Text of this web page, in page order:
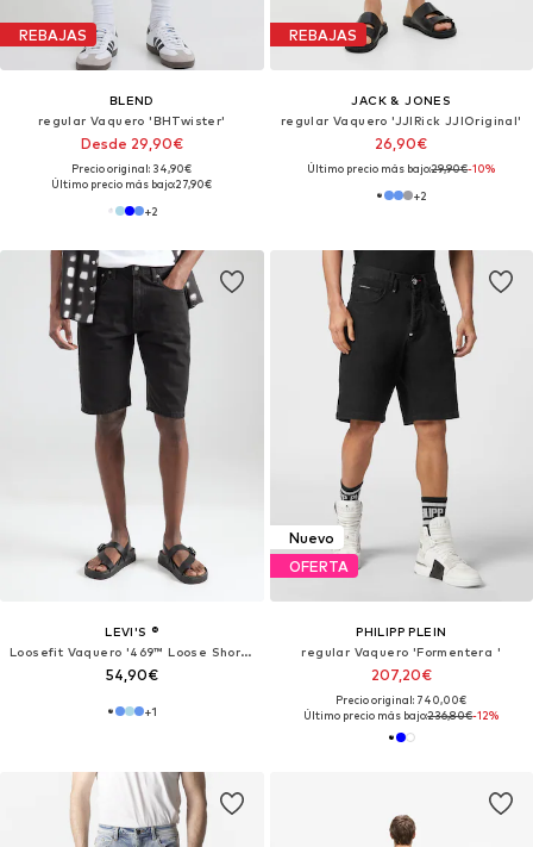
REBAJAS
BLEND
regular Vaquero 'BHTwister'
Desde 29,90€
Precio original: 34,90€
Último precio más bajo:27,90€
+2
REBAJAS
JACK & JONES
regular Vaquero 'JJIRick JJIOriginal'
26,90€
Último precio más bajo:29,90€-10%
+2
LEVI'S ®
Loosefit Vaquero '469™ Loose Shorts'
54,90€
+1
Nuevo
OFERTA
PHILIPP PLEIN
regular Vaquero 'Formentera '
207,20€
Precio original: 740,00€
Último precio más bajo:236,80€-12%